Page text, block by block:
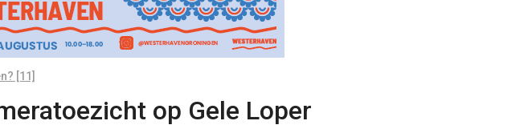
[11]
op Gele Loper